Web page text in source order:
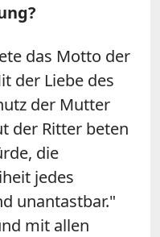
das Motto der
der Liebe des
der Mutter
der Ritter beten
die
jedes
unantastbar."
mit allen